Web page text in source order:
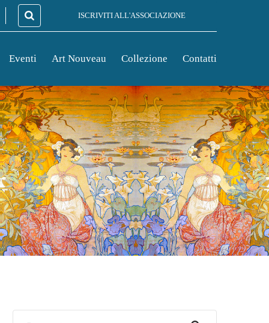
ISCRIVITI ALL'ASSOCIAZIONE
Eventi Art Nouveau Collezione Contatti